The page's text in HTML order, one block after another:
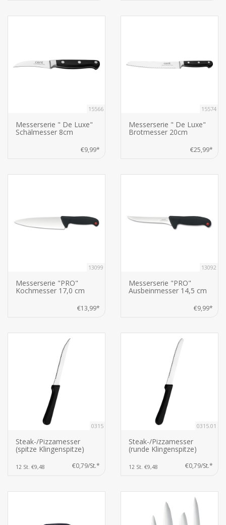
15566
Messerserie " De Luxe"
Schälmesser 8cm
€9,99*
15574
Messerserie " De Luxe"
Brotmesser 20cm
€25,99*
13099
Messerserie "PRO"
Kochmesser 17,0 cm
€13,99*
13092
Messerserie "PRO"
Ausbeinmesser 14,5 cm
€9,99*
0315
Steak-/Pizzamesser
(spitze Klingenspitze)
12 St. €9,48 €0,79/St.*
0315.01
Steak-/Pizzamesser
(runde Klingenspitze)
12 St. €9,48 €0,79/St.*